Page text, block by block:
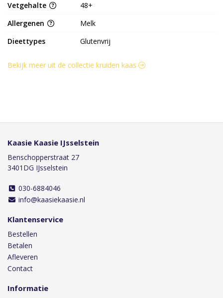
Vetgehalte
48+
Allergenen
Melk
Dieettypes
Glutenvrij
Bekijk meer uit de collectie kruiden kaas
Kaasie Kaasie IJsselstein
Benschopperstraat 27
3401DG IJsselstein
030-6884046
info@kaasiekaasie.nl
Klantenservice
Bestellen
Betalen
Afleveren
Contact
Informatie